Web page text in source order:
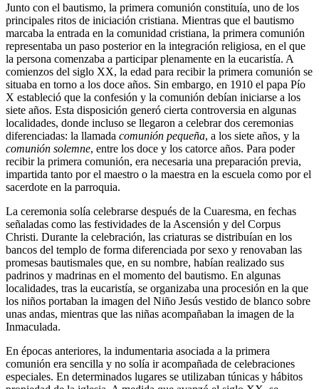
Junto con el bautismo, la primera comunión constituía, uno de los
principales ritos de iniciación cristiana. Mientras que el bautismo
marcaba la entrada en la comunidad cristiana, la primera comunión
representaba un paso posterior en la integración religiosa, en el que
la persona comenzaba a participar plenamente en la eucaristía. A
comienzos del siglo XX, la edad para recibir la primera comunión se
situaba en torno a los doce años. Sin embargo, en 1910 el papa Pío
X estableció que la confesión y la comunión debían iniciarse a los
siete años. Esta disposición generó cierta controversia en algunas
localidades, donde incluso se llegaron a celebrar dos ceremonias
diferenciadas: la llamada comunión pequeña, a los siete años, y la
comunión solemne, entre los doce y los catorce años. Para poder
recibir la primera comunión, era necesaria una preparación previa,
impartida tanto por el maestro o la maestra en la escuela como por el
sacerdote en la parroquia.
La ceremonia solía celebrarse después de la Cuaresma, en fechas
señaladas como las festividades de la Ascensión y del Corpus
Christi. Durante la celebración, las criaturas se distribuían en los
bancos del templo de forma diferenciada por sexo y renovaban las
promesas bautismales que, en su nombre, habían realizado sus
padrinos y madrinas en el momento del bautismo. En algunas
localidades, tras la eucaristía, se organizaba una procesión en la que
los niños portaban la imagen del Niño Jesús vestido de blanco sobre
unas andas, mientras que las niñas acompañaban la imagen de la
Inmaculada.
En épocas anteriores, la indumentaria asociada a la primera
comunión era sencilla y no solía ir acompañada de celebraciones
especiales. En determinados lugares se utilizaban túnicas y hábitos